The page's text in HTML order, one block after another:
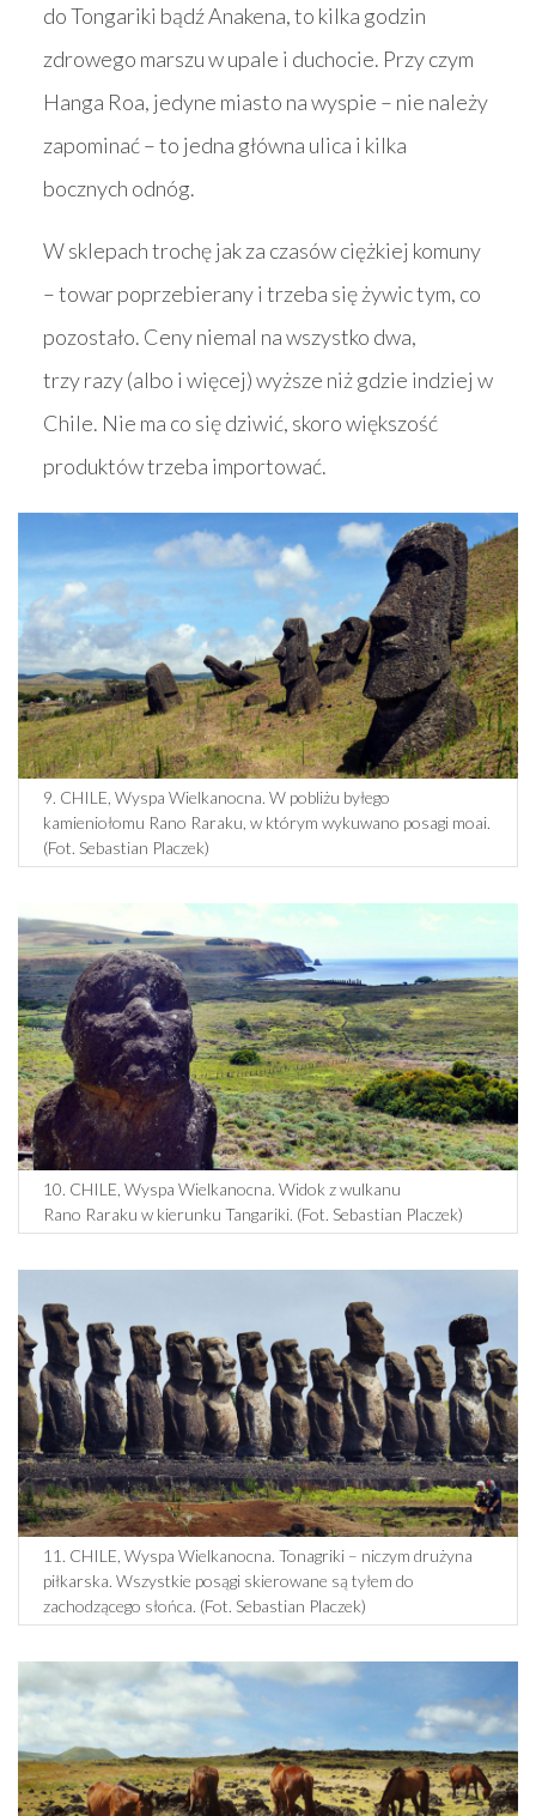
do Tongariki bądź Anakena, to kilka godzin
zdrowego marszu w upale i duchocie. Przy czym
Hanga Roa, jedyne miasto na wyspie – nie należy
zapominać – to jedna główna ulica i kilka
bocznych odnóg.
W sklepach trochę jak za czasów ciężkiej komuny
– towar poprzebierany i trzeba się żywic tym, co
pozostało. Ceny niemal na wszystko dwa,
trzy razy (albo i więcej) wyższe niż gdzie indziej w
Chile. Nie ma co się dziwić, skoro większość
produktów trzeba importować.
9. CHILE, Wyspa Wielkanocna. W pobliżu byłego
kamieniołomu Rano Raraku, w którym wykuwano posagi moai.
(Fot. Sebastian Placzek)
10. CHILE, Wyspa Wielkanocna. Widok z wulkanu
Rano Raraku w kierunku Tangariki. (Fot. Sebastian Placzek)
11. CHILE, Wyspa Wielkanocna. Tonagriki – niczym drużyna
piłkarska. Wszystkie posągi skierowane są tyłem do
zachodzącego słońca. (Fot. Sebastian Placzek)